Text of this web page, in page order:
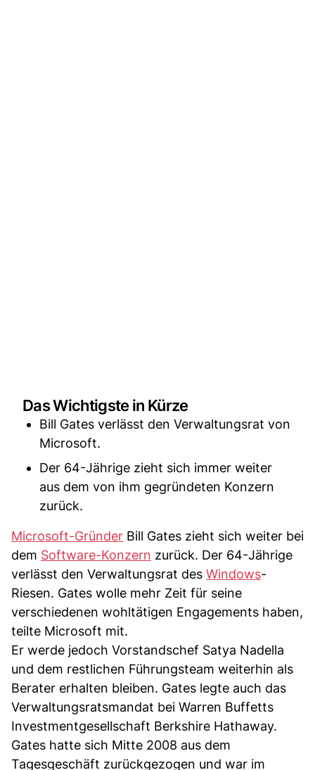
Das Wichtigste in Kürze
Bill Gates verlässt den Verwaltungsrat von
Microsoft.
Der 64-Jährige zieht sich immer weiter
aus dem von ihm gegründeten Konzern
zurück.
Microsoft-Gründer Bill Gates zieht sich weiter bei
dem Software-Konzern zurück. Der 64-Jährige
verlässt den Verwaltungsrat des Windows-
Riesen. Gates wolle mehr Zeit für seine
verschiedenen wohltätigen Engagements haben,
teilte Microsoft mit.
Er werde jedoch Vorstandschef Satya Nadella
und dem restlichen Führungsteam weiterhin als
Berater erhalten bleiben. Gates legte auch das
Verwaltungsratsmandat bei Warren Buffetts
Investmentgesellschaft Berkshire Hathaway.
Gates hatte sich Mitte 2008 aus dem
Tagesgeschäft zurückgezogen und war im